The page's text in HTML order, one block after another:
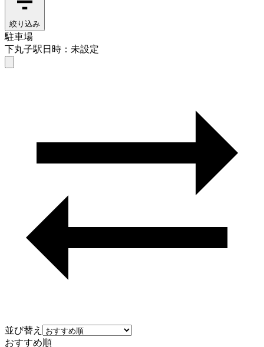
絞り込み
駐車場
下丸子駅日時：未設定
並び替え
おすすめ順